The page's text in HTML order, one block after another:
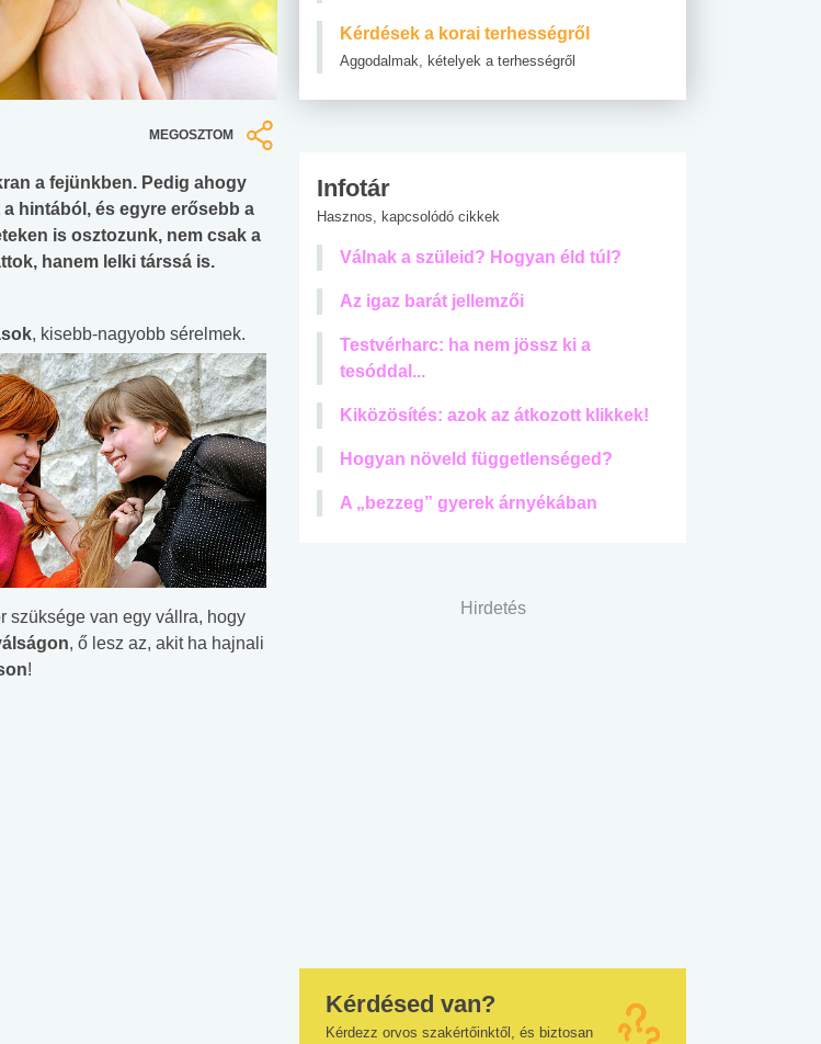
MEGOSZTOM
a fejünkben. Pedig ahogy
hintából, és egyre erősebb a
is osztozunk, nem csak a
hanem lelki társsá is.
, kisebb-nagyobb sérelmek.
szüksége van egy vállra, hogy
, ő lesz az, akit ha hajnali
!
Kérdések a korai terhességről
Aggodalmak, kételyek a terhességről
Infotár
Hasznos, kapcsolódó cikkek
Válnak a szüleid? Hogyan éld túl?
Az igaz barát jellemzői
Testvérharc: ha nem jössz ki a
tesóddal...
Kiközösítés: azok az átkozott klikkek!
Hogyan növeld függetlenséged?
A „bezzeg” gyerek árnyékában
Hirdetés
Kérdésed van?
Kérdezz orvos szakértőinktől, és biztosan